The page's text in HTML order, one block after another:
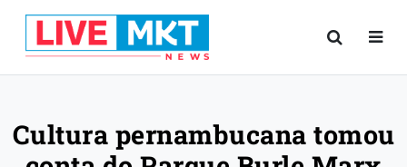
Cultura pernambucana tomou